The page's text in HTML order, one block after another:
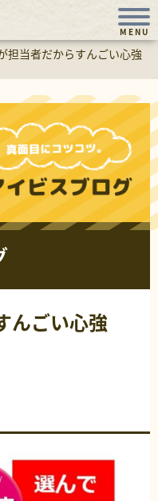
MENU
担当者だからすんごい心強
んごい心強